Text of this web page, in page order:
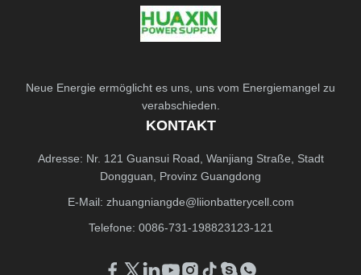
Neue Energie ermöglicht es uns, uns vom Energiemangel zu
verabschieden.
KONTAKT
Adresse: Nr. 121 Guansui Road, Wanjiang Straße, Stadt
Dongguan, Provinz Guangdong
E-Mail: zhuangniangde@liionbatterycell.com
Telefone: 0086-731-198823123-121